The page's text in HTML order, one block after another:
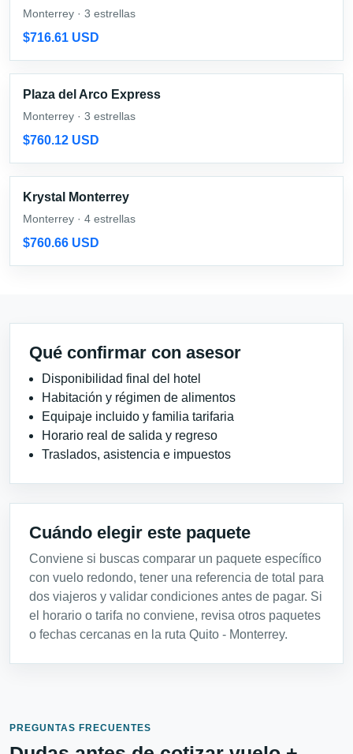
Monterrey · 3 estrellas
$716.61 USD
Plaza del Arco Express
Monterrey · 3 estrellas
$760.12 USD
Krystal Monterrey
Monterrey · 4 estrellas
$760.66 USD
Qué confirmar con asesor
Disponibilidad final del hotel
Habitación y régimen de alimentos
Equipaje incluido y familia tarifaria
Horario real de salida y regreso
Traslados, asistencia e impuestos
Cuándo elegir este paquete
Conviene si buscas comparar un paquete específico
con vuelo redondo, tener una referencia de total para
dos viajeros y validar condiciones antes de pagar. Si
el horario o tarifa no conviene, revisa otros paquetes
o fechas cercanas en la ruta Quito - Monterrey.
PREGUNTAS FRECUENTES